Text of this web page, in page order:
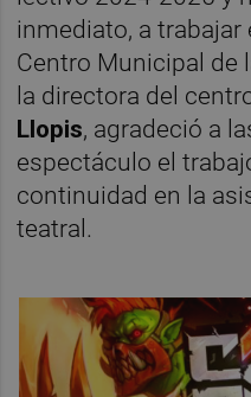
inmediato, a trabajar
Centro Municipal de
la directora del
Llopis, agradeció a
espectáculo el
continuidad en la
teatral.